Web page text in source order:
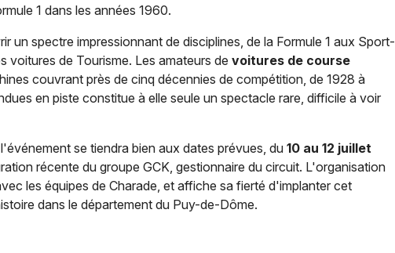
Choisir mes départements
1 dans les années 1960.
un spectre impressionnant de disciplines, de la Formule 1 aux Sport-
voitures de Tourisme. Les amateurs de voitures de course
couvrant près de cinq décennies de compétition, de 1928 à
en piste constitue à elle seule un spectacle rare, difficile à voir
se tiendra bien aux dates prévues, du 10 au 12 juillet
récente du groupe GCK, gestionnaire du circuit. L'organisation
les équipes de Charade, et affiche sa fierté d'implanter cet
dans le département du Puy-de-Dôme.